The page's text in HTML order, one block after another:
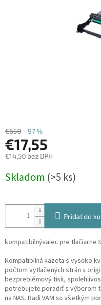
€650 –97 %
€17,55
€14,50 bez DPH
cena:
Skladom (>5 ks)
Pridať do
kompatibilnývalec pre tlačiarne
Kompatibilná kazeta s vysoko
počtom vytlačených strán s
bezpreblémový tisk,
potrebujete poradiť s výberom
na NAS. Radi VAM so všetkým